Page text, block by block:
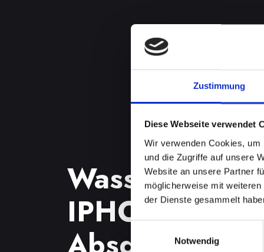
Zustimmung
Diese Webseite verwendet
Wir verwenden Cookies,
und die Zugriffe auf unsere
Website an unsere Partner
möglicherweise mit
der Dienste gesammelt
Notwendig
IPHONE-12-